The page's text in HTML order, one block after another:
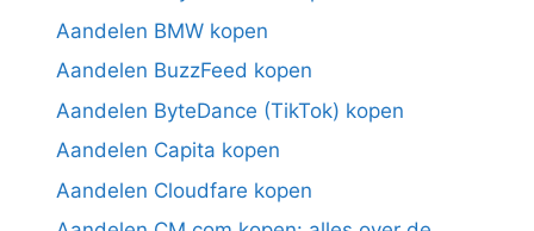
Aandelen BMW kopen
Aandelen BuzzFeed kopen
Aandelen ByteDance (TikTok) kopen
Aandelen Capita kopen
Aandelen Cloudfare kopen